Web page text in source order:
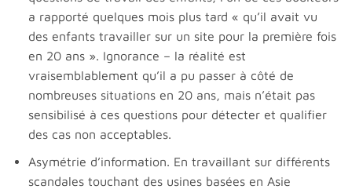
a rapporté quelques mois plus tard « qu’il avait vu
des enfants travailler sur un site pour la première fois
en 20 ans ». Ignorance – la réalité est
vraisemblablement qu’il a pu passer à côté de
nombreuses situations en 20 ans, mais n’était pas
sensibilisé à ces questions pour détecter et qualifier
des cas non acceptables.
Asymétrie d’information. En travaillant sur différents
scandales touchant des usines basées en Asie